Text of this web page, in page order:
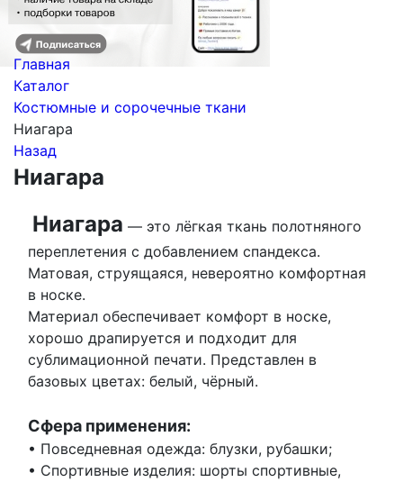
Главная
Каталог
Костюмные и сорочечные ткани
Ниагара
Назад
Ниагара
Ниагара — это лёгкая ткань полотняного
переплетения с добавлением спандекса.
Матовая, струящаяся, невероятно комфортная
в носке.
Материал обеспечивает комфорт в носке,
хорошо драпируется и подходит для
сублимационной печати. Представлен в
базовых цветах: белый, чёрный.
Сфера применения:
• Повседневная одежда: блузки, рубашки;
• Спортивные изделия: шорты спортивные,